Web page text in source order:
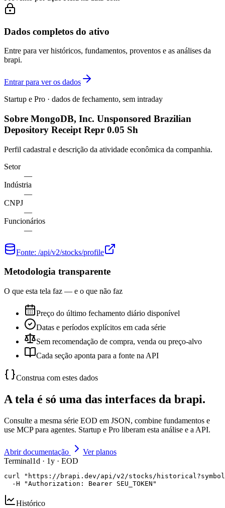
Dados completos do ativo
Entre para ver históricos, fundamentos, proventos e as análises da
brapi.
Entrar para ver os dados
Startup e Pro · dados de fechamento, sem intraday
Sobre MongoDB, Inc. Unsponsored Brazilian
Depository Receipt Repr 0.05 Sh
Perfil cadastral e descrição da atividade econômica da companhia.
Setor
—
Indústria
—
CNPJ
—
Funcionários
—
Fonte: /api/v2/stocks/profile
Metodologia transparente
O que esta tela faz — e o que não faz
Preço do último fechamento diário disponível
Datas e períodos explícitos em cada série
Sem recomendação de compra, venda ou preço-alvo
Cada seção aponta para a fonte na API
Construa com estes dados
A tela é só uma das interfaces da brapi.
Consulte a mesma série EOD em JSON, combine fundamentos e
use MCP para agentes. Startup e Pro liberam esta análise e a API.
Abrir documentação
Ver planos
Terminal1d · 1y · EOD
curl "https://brapi.dev/api/v2/stocks/
  -H "Authorization: Bearer SEU_TOKEN"
Histórico